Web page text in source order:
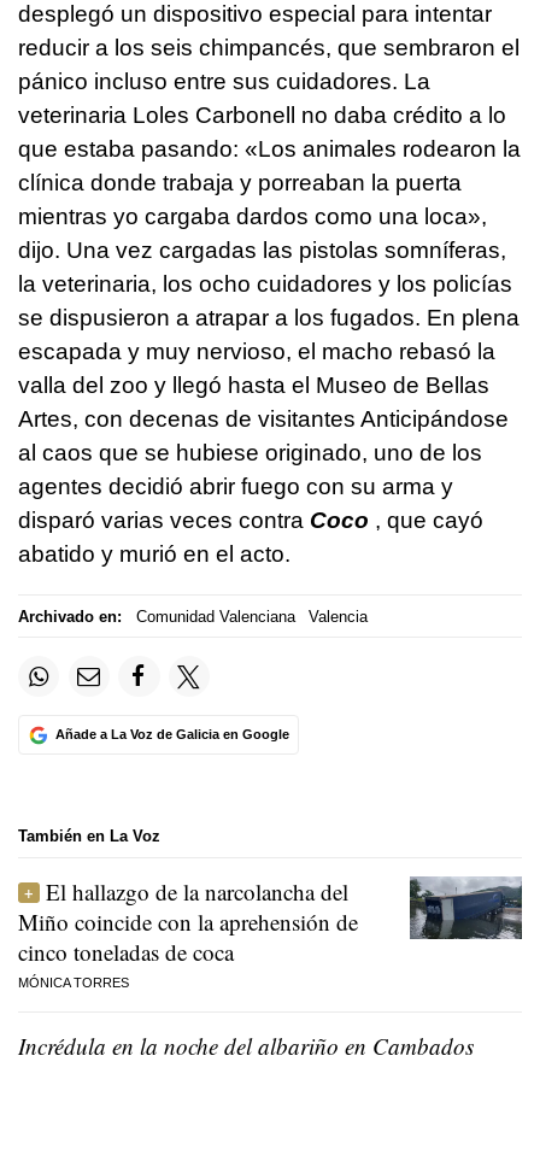
desplegó un dispositivo especial para intentar
reducir a los seis chimpancés, que sembraron el
pánico incluso entre sus cuidadores. La
veterinaria Loles Carbonell no daba crédito a lo
que estaba pasando: «Los animales rodearon la
clínica donde trabaja y porreaban la puerta
mientras yo cargaba dardos como una loca»,
dijo. Una vez cargadas las pistolas somníferas,
la veterinaria, los ocho cuidadores y los policías
se dispusieron a atrapar a los fugados. En plena
escapada y muy nervioso, el macho rebasó la
valla del zoo y llegó hasta el Museo de Bellas
Artes, con decenas de visitantes Anticipándose
al caos que se hubiese originado, uno de los
agentes decidió abrir fuego con su arma y
disparó varias veces contra Coco , que cayó
abatido y murió en el acto.
Archivado en: Comunidad Valenciana Valencia
Añade a La Voz de Galicia en Google
También en La Voz
El hallazgo de la narcolancha del
Miño coincide con la aprehensión de
cinco toneladas de coca
MÓNICA TORRES
Incrédula en la noche del albariño en Cambados